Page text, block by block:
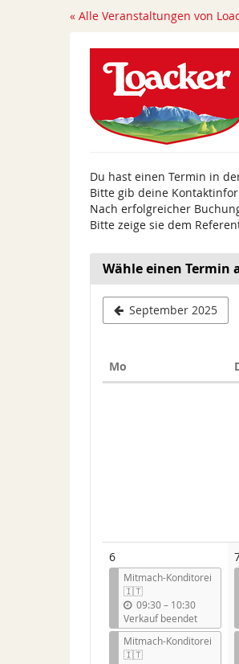
« Alle Veranstaltungen von
Du hast einen Termin in
Bitte gib deine
Nach erfolgreicher
Bitte zeige sie dem
Wähle einen Termin
September 2025
Mo
6
Mitmach-Konditorei
🇮🇹
09:30–b
i
s
10:30
Verkauf beendet
Mitmach-Konditorei
🇮🇹